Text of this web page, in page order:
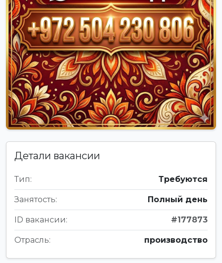
Детали вакансии
Тип: Требуются
Занятость: Полный день
ID вакансии: #177873
Отрасль: производство